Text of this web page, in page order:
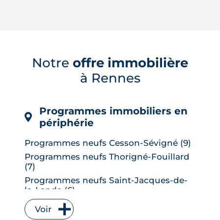
possible, risque de décote, limites du
DPE, atout du neuf : ce qu'il faut savoir
avant d'acheter ou de revendre.
Notre offre immobilière
à Rennes
Programmes immobiliers en
périphérie
Programmes neufs Cesson-Sévigné (9)
Programmes neufs Thorigné-Fouillard
(7)
Programmes neufs Saint-Jacques-de-
la-Lande (6)
Programmes neufs Vitré (6)
Programmes neufs Bruz (5)
Voir